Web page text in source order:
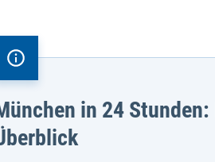
in 24 Stunden: